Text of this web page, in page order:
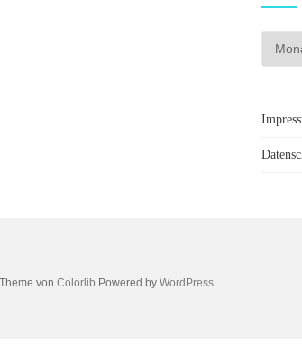
Archiv
von Colorlib Powered by WordPress